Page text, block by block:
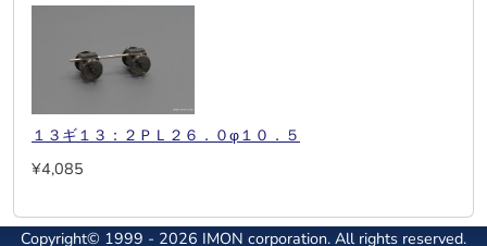
１３ギ１３：２ＰＬ２６．０φ１０．５
¥4,085
Copyright© 1999 - 2026 IMON corporation. All rights reserved.